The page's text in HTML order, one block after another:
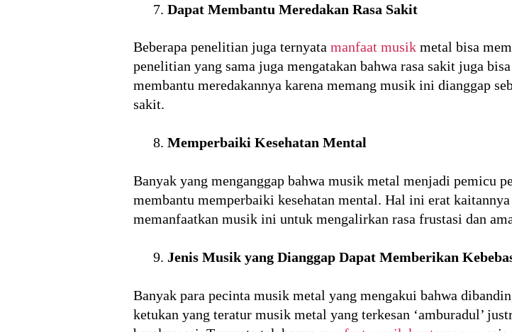
Dapat Membantu Meredakan Rasa Sakit
Beberapa penelitian juga ternyata manfaat musik metal bisa
penelitian yang sama juga mengatakan bahwa rasa sakit juga
membantu meredakannya karena memang musik ini dianggap
sakit.
Memperbaiki Kesehatan Mental
Banyak yang menganggap bahwa musik metal menjadi pemicu
membantu memperbaiki kesehatan mental. Hal ini erat
memanfaatkan musik ini untuk mengalirkan rasa frustasi dan
Jenis Musik yang Dianggap Dapat Memberikan
Banyak para pecinta musik metal yang mengakui bahwa
ketukan yang teratur musik metal yang terkesan ‘amburadul’